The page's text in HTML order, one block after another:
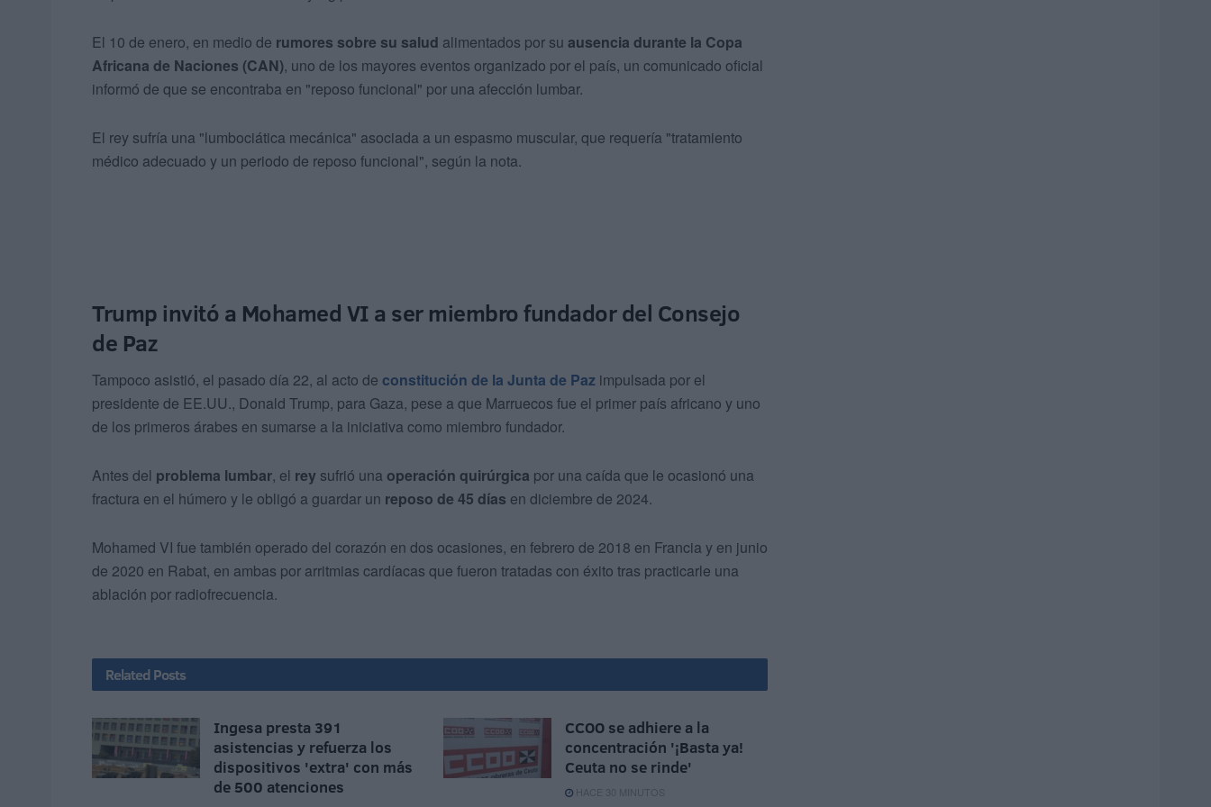
El 10 de enero, en medio de rumores sobre su salud alimentados por su ausencia durante la Copa
Africana de Naciones (CAN), uno de los mayores eventos organizado por el país, un comunicado oficial
informó de que se encontraba en "reposo funcional" por una afección lumbar.
El rey sufría una "lumbociática mecánica" asociada a un espasmo muscular, que requería "tratamiento
médico adecuado y un periodo de reposo funcional", según la nota.
Trump invitó a Mohamed VI a ser miembro fundador del Consejo
de Paz
Tampoco asistió, el pasado día 22, al acto de constitución de la Junta de Paz impulsada por el
presidente de EE.UU., Donald Trump, para Gaza, pese a que Marruecos fue el primer país africano y uno
de los primeros árabes en sumarse a la iniciativa como miembro fundador.
Antes del problema lumbar, el rey sufrió una operación quirúrgica por una caída que le ocasionó una
fractura en el húmero y le obligó a guardar un reposo de 45 días en diciembre de 2024.
Mohamed VI fue también operado del corazón en dos ocasiones, en febrero de 2018 en Francia y en junio
de 2020 en Rabat, en ambas por arritmias cardíacas que fueron tratadas con éxito tras practicarle una
ablación por radiofrecuencia.
Related Posts
Ingesa presta 391
asistencias y refuerza los
dispositivos 'extra' con más
de 500 atenciones
CCOO se adhiere a la
concentración '¡Basta ya!
Ceuta no se rinde'
HACE 30 MINUTOS